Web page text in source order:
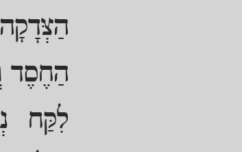
הַחֶסֶד
לִקַּח